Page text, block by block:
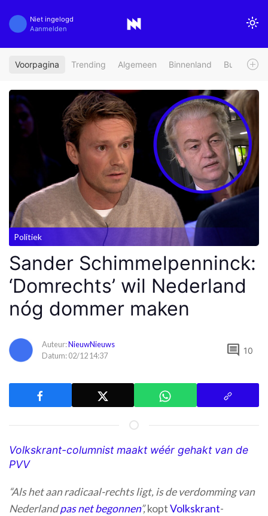
Niet ingelogd
Aanmelden
Voorpagina Trending Algemeen Binnenland Buitenland
Politiek
Sander Schimmelpenninck:
‘Domrechts’ wil Nederland
nóg dommer maken
Auteur:NieuwNieuws
Datum: 02/12 14:37
comment 10
Volkskrant-columnist maakt wéér gehakt van de
PVV
“Als het aan radicaal-rechts ligt, is de verdomming van
Nederlandpas net begonnen”,koptVolkskrant-